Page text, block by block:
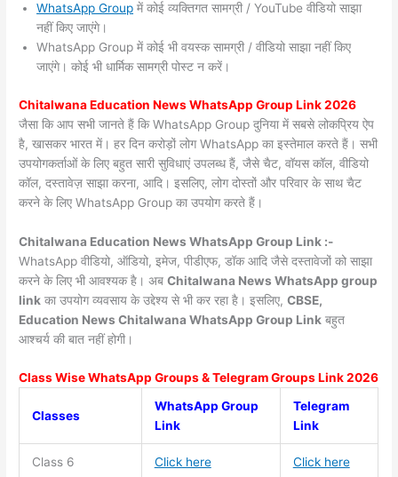
WhatsApp Group में कोई व्यक्तिगत सामग्री / YouTube वीडियो साझा
नहीं किए जाएंगे।
WhatsApp Group में कोई भी वयस्क सामग्री / वीडियो साझा नहीं किए
जाएंगे। कोई भी धार्मिक सामग्री पोस्ट न करें।
ChitalwanaEducation News WhatsApp Group Link 2026
जैसा कि आप सभी जानते हैं कि WhatsApp Group दुनिया में सबसे लोकप्रिय ऐप
है, खासकर भारत में। हर दिन करोड़ों लोग WhatsApp का इस्तेमाल करते हैं। सभी
उपयोगकर्ताओं के लिए बहुत सारी सुविधाएं उपलब्ध हैं, जैसे चैट, वॉयस कॉल, वीडियो
कॉल, दस्तावेज़ साझा करना, आदि। इसलिए, लोग दोस्तों और परिवार के साथ चैट
करने के लिए WhatsApp Group का उपयोग करते हैं।
Chitalwana Education News WhatsApp Group Link :-
WhatsApp वीडियो, ऑडियो, इमेज, पीडीएफ, डॉक आदि जैसे दस्तावेजों को साझा
करने के लिए भी आवश्यक है। अबChitalwana NewsWhatsApp group
link का उपयोग व्यवसाय के उद्देश्य से भी कर रहा है। इसलिए,CBSE,
Education News Chitalwana WhatsApp Group Link बहुत
आश्चर्य की बात नहीं होगी।
Class Wise WhatsApp Groups & Telegram Groups Link 2026
Classes
WhatsApp Group
Link
Telegram
Link
Class 6 Click here Click here